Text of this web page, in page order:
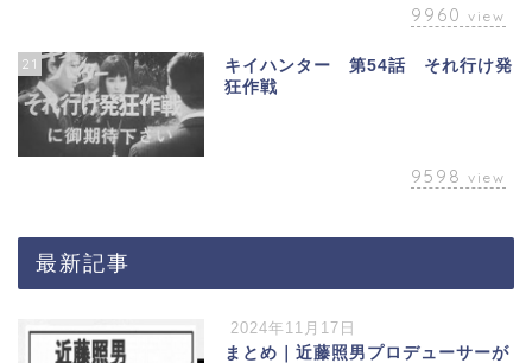
9960 view
21
キイハンター 第54話 それ行け発
狂作戦
9598 view
最新記事
2024年11月17日
まとめ｜近藤照男プロデューサーが